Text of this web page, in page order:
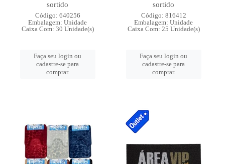
sortido
Código: 640256
Embalagem: Unidade
Caixa Com: 30 Unidade(s)
Faça seu login ou
cadastre-se para
comprar.
sortido
Código: 816412
Embalagem: Unidade
Caixa Com: 25 Unidade(s)
Faça seu login ou
cadastre-se para
comprar.